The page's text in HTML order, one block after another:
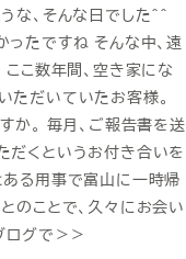
、そんな日でした＾＾
たですね そんな中、遠
こ数年間、空き家にな
ただいていたお客様。
か。 毎月、ご報告書を送
だくというお付き合いを
ある用事で富山に一時帰
のことで、久々にお会い
ログで＞＞